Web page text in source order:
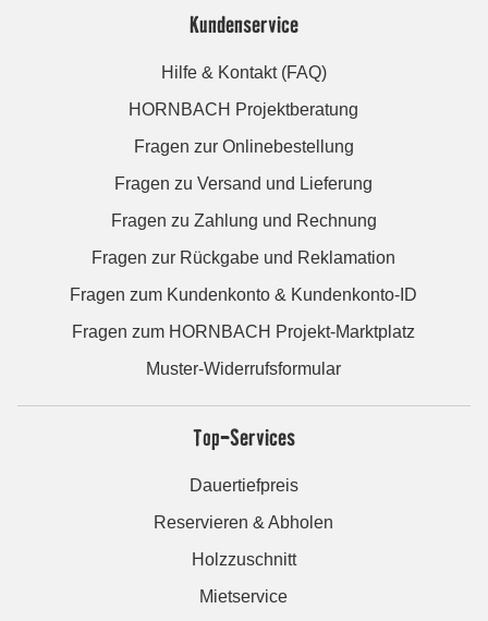
Kundenservice
Hilfe & Kontakt (FAQ)
HORNBACH Projektberatung
Fragen zur Onlinebestellung
Fragen zu Versand und Lieferung
Fragen zu Zahlung und Rechnung
Fragen zur Rückgabe und Reklamation
Fragen zum Kundenkonto & Kundenkonto-ID
Fragen zum HORNBACH Projekt-Marktplatz
Muster-Widerrufsformular
Top-Services
Dauertiefpreis
Reservieren & Abholen
Holzzuschnitt
Mietservice